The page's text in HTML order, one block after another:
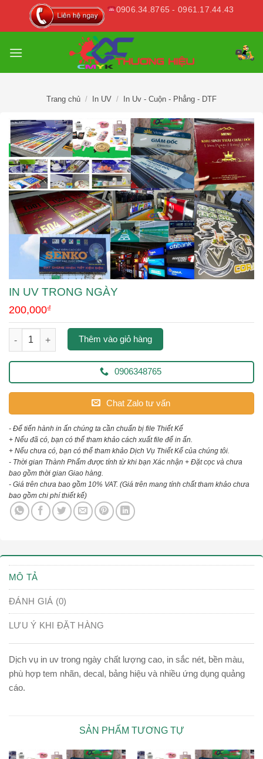
0906.34.8765 - 0961.17.44.43
Trang chủ / In UV / In Uv - Cuộn - Phẳng - DTF
IN UV TRONG NGÀY
200,000₫
in uv trong ngày số lượngThêm vào giỏ hàng
0906348765
Chat Zalo tư vấn
- Để tiến hành in ấn chúng ta cần chuẩn bị file Thiết Kế
+ Nếu đã có, bạn có thể tham khảo cách xuất file để in ấn.
+ Nếu chưa có, bạn có thể tham khảo Dịch Vụ Thiết Kế của chúng tôi.
- Thời gian Thành Phẩm được tính từ khi bạn Xác nhận + Đặt cọc và chưa
bao gồm thời gian Giao hàng.
- Giá trên chưa bao gồm 10% VAT. (Giá trên mang tính chất tham khảo chưa
bao gồm chi phí thiết kế)
MÔ TẢ
ĐÁNH GIÁ (0)
LƯU Ý KHI ĐẶT HÀNG
Dịch vụ in uv trong ngày chất lượng cao, in sắc nét, bền màu,
phù hợp tem nhãn, decal, bảng hiệu và nhiều ứng dụng quảng
cáo.
SẢN PHẨM TƯƠNG TỰ